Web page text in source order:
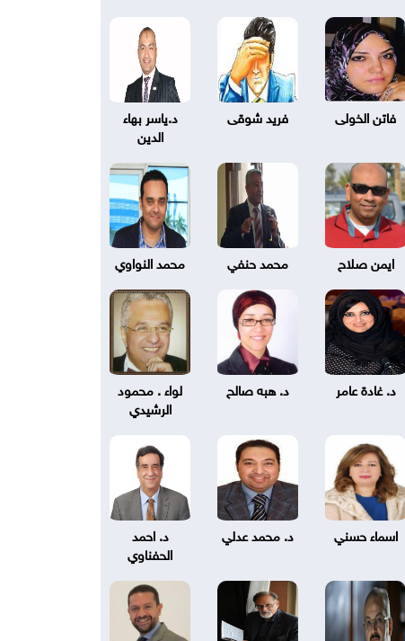
فاتن الخولى فريد شوقى
د.ياسر بهاء
الدين
ايمن صلاح محمد حنفي محمد النواوي
د. غادة عامر د. هبه صالح
لواء . محمود
الرشيدي
اسماء حسني د. محمد عدلي
د. احمد
الحفناوي